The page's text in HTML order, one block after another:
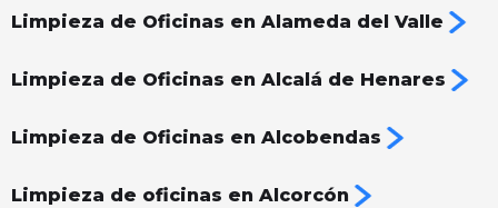
Limpieza de Oficinas en Alameda del Valle
Limpieza de Oficinas en Alcalá de Henares
Limpieza de Oficinas en Alcobendas
Limpieza de oficinas en Alcorcón